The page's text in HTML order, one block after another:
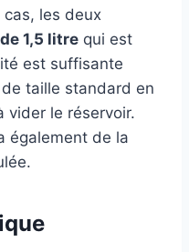
cas, les deux
1,5 litre qui est
est suffisante
taille standard en
vider le réservoir.
également de la